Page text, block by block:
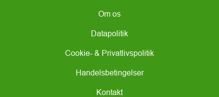
Om os
Datapolitik
Cookie- & Privatlivspolitik
Handelsbetingelser
Kontakt